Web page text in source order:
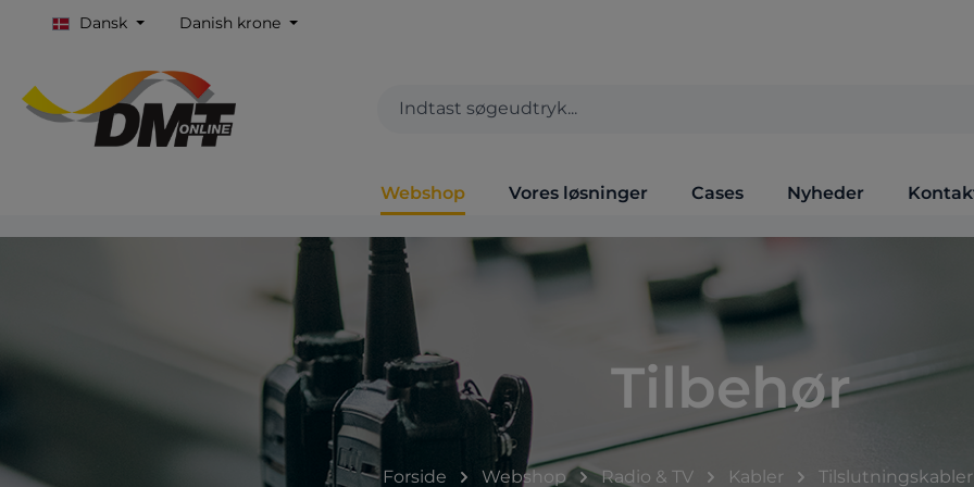
Dansk Danish krone
Webshop Vores løsninger Cases Nyheder
Tilbehør
Forside Webshop Radio & TV Kabler Tilslutningskabler